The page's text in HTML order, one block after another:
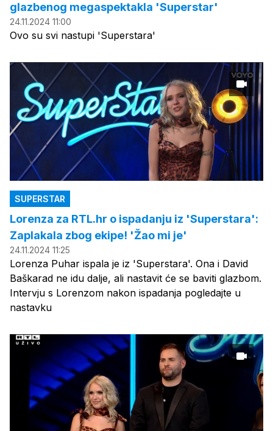
glazbenog megaspektakla 'Superstar'
24.11.2024 11:00
Ovo su svi nastupi 'Superstara'
SUPERSTAR
Lorenza za RTL.hr o ispadanju iz 'Superstara':
Zaplakala zbog ekipe! 'Žao mi je'
24.11.2024 11:25
Lorenza Puhar ispala je iz 'Superstara'. Ona i David
Baškarad ne idu dalje, ali nastavit će se baviti glazbom.
Intervju s Lorenzom nakon ispadanja pogledajte u
nastavku